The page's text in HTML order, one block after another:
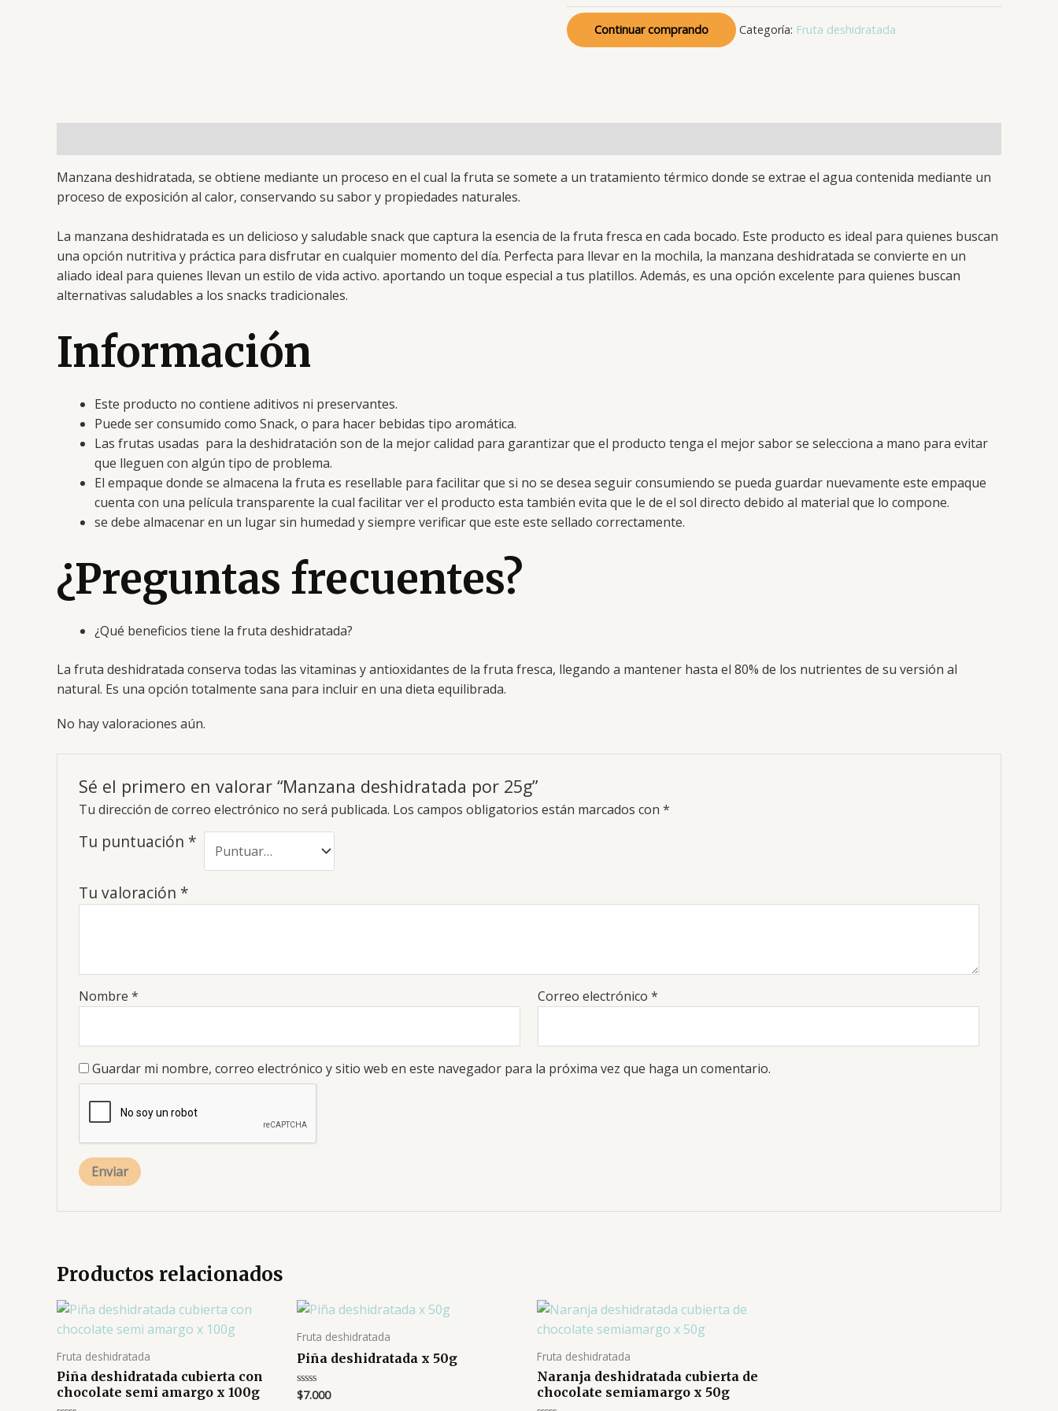
por
25g
cantidad
Continuar comprando Categoría: Fruta deshidratada
Manzana deshidratada, se obtiene mediante un proceso en el cual la fruta se somete a un tratamiento térmico donde se extrae el agua contenida mediante un
proceso de exposición al calor, conservando su sabor y propiedades naturales.
La manzana deshidratada es un delicioso y saludable snack que captura la esencia de la fruta fresca en cada bocado. Este producto es ideal para quienes buscan
una opción nutritiva y práctica para disfrutar en cualquier momento del día. Perfecta para llevar en la mochila, la manzana deshidratada se convierte en un
aliado ideal para quienes llevan un estilo de vida activo. aportando un toque especial a tus platillos. Además, es una opción excelente para quienes buscan
alternativas saludables a los snacks tradicionales.
Información
Este producto no contiene aditivos ni preservantes.
Puede ser consumido como Snack, o para hacer bebidas tipo aromática.
Las frutas usadas para la deshidratación son de la mejor calidad para garantizar que el producto tenga el mejor sabor se selecciona a mano para evitar
que lleguen con algún tipo de problema.
El empaque donde se almacena la fruta es resellable para facilitar que si no se desea seguir consumiendo se pueda guardar nuevamente este empaque
cuenta con una película transparente la cual facilitar ver el producto esta también evita que le de el sol directo debido al material que lo compone.
se debe almacenar en un lugar sin humedad y siempre verificar que este este sellado correctamente.
¿Preguntas frecuentes?
¿Qué beneficios tiene la fruta deshidratada?
La fruta deshidratada conserva todas las vitaminas y antioxidantes de la fruta fresca, llegando a mantener hasta el 80% de los nutrientes de su versión al
natural. Es una opción totalmente sana para incluir en una dieta equilibrada.
No hay valoraciones aún.
Sé el primero en valorar “Manzana deshidratada por 25g”
Tu dirección de correo electrónico no será publicada. Los campos obligatorios están marcados con *
Tu puntuación *
Tu valoración *
Nombre * Correo electrónico*
Guardar mi nombre, correo electrónico y sitio web en este navegador para la próxima vez que haga un comentario.
Productos relacionados
Fruta deshidratada
Piña deshidratada cubierta con
chocolate semi amargo x 100g
Fruta deshidratada
Piña deshidratada x 50g
Valorado
en
$7.000
Fruta deshidratada
Naranja deshidratada cubierta de
chocolate semiamargo x 50g